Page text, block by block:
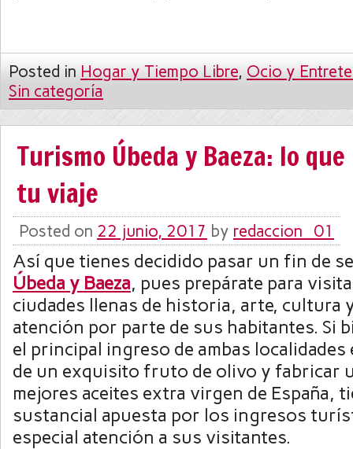
Posted in Hogar y Tiempo Libre, Ocio y
Sin categoría
Turismo Úbeda y Baeza: lo
tu viaje
Posted on 22 junio, 2017 by redaccion_01
Así que tienes decidido pasar un fin de
Úbeda y Baeza, pues prepárate para
ciudades llenas de historia, arte, cultura
atención por parte de sus habitantes. Si
el principal ingreso de ambas
de un exquisito fruto de olivo y fabricar
mejores aceites extra virgen de España,
sustancial apuesta por los ingresos
especial atención a sus visitantes.